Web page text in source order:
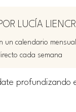
LUCÍA
calendario
cada semana
profundizando